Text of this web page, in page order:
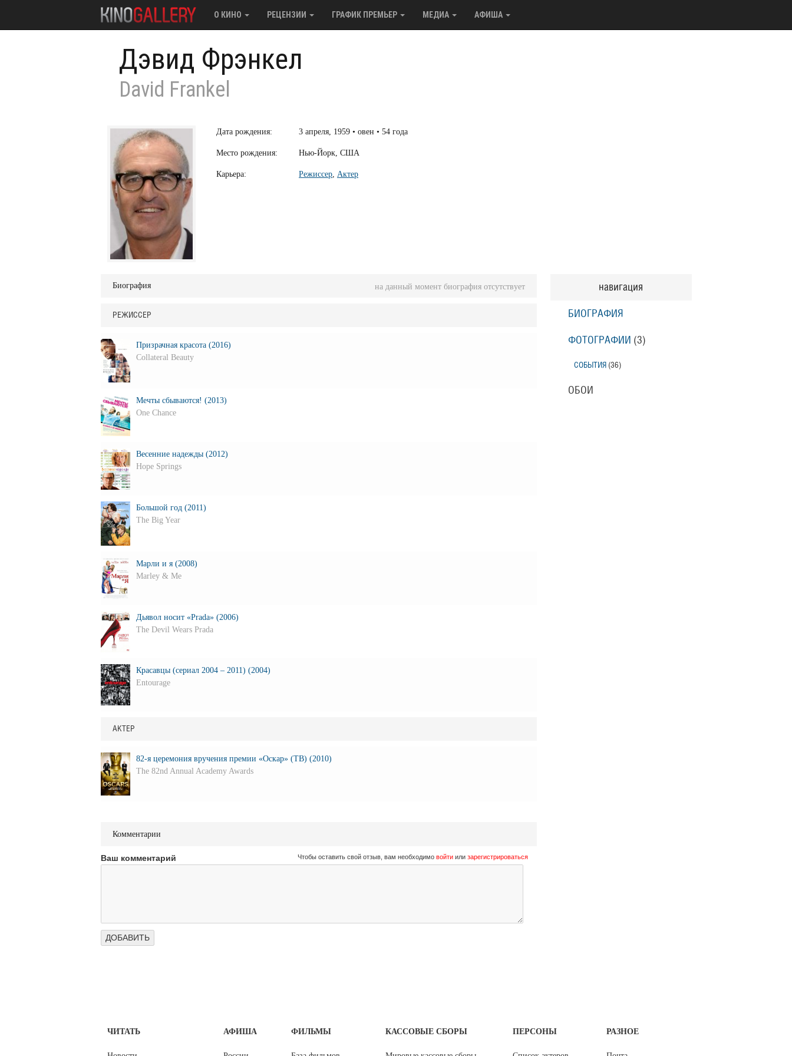
О КИНО РЕЦЕНЗИИ ГРАФИК ПРЕМЬЕР МЕДИА АФИША
Дэвид Фрэнкел
David Frankel
Дата рождения: 3 апреля, 1959 • овен • 54 года
Место рождения: Нью-Йорк, США
Карьера: Режиссер, Актер
навигация
БИОГРАФИЯ
ФОТОГРАФИИ (3)
СОБЫТИЯ (36)
ОБОИ
Биография на данный момент биография отсутствует
РЕЖИССЕР
Призрачная красота (2016)
Collateral Beauty
Мечты сбываются! (2013)
One Chance
Весенние надежды (2012)
Hope Springs
Большой год (2011)
The Big Year
Марли и я (2008)
Marley & Me
Дьявол носит «Prada» (2006)
The Devil Wears Prada
Красавцы (сериал 2004 – 2011) (2004)
Entourage
АКТЕР
82-я церемония вручения премии «Оскар» (ТВ) (2010)
The 82nd Annual Academy Awards
Комментарии
Ваш комментарий Чтобы оставить свой отзыв, вам необходимо войтиили зарегистрироваться
ЧИТАТЬ АФИША ФИЛЬМЫ КАССОВЫЕ СБОРЫ ПЕРСОНЫ РАЗНОЕ